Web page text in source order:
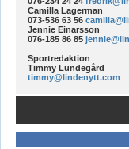
Camilla Lagerman
073-536 63 56
Jennie Einarsson
076-185 86 85
Sportredaktion
Timmy Lundegård
timmy@lindenytt.com